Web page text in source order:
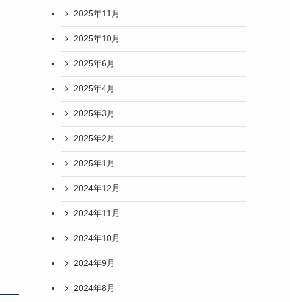
2025年11月
2025年10月
2025年6月
2025年4月
2025年3月
2025年2月
2025年1月
2024年12月
2024年11月
2024年10月
2024年9月
2024年8月